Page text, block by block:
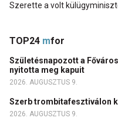
Szerette a volt
TOP24 mfor
Születésnapozott a
nyitotta meg kapuit
2026. AUGUSZTUS 9.
Szerb trombitafesztiválon
2026. AUGUSZTUS 9.